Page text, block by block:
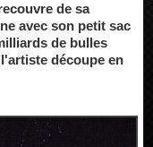
de sa
avec son petit sac
de bulles
découpe en